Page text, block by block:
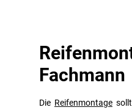
Fachmann
Die Reifenmontage